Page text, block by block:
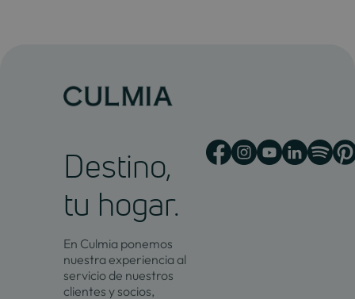
Destino,
tu hogar.
En Culmia ponemos
nuestra experiencia al
servicio de nuestros
clientes y socios,